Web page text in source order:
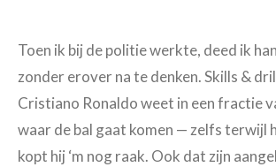
Toen ik bij de politie werkte, deed ik
zonder erover na te denken. Skills &
Cristiano Ronaldo weet in een fractie
waar de bal gaat komen — zelfs terwijl
kopt hij ‘m nog raak. Ook dat zijn